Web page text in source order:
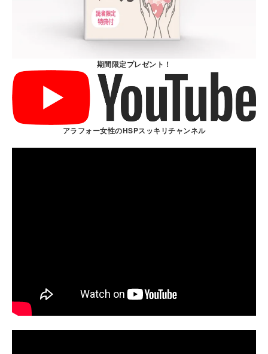
期間限定プレゼント！
アラフォー女性のHSPスッキリチャンネル